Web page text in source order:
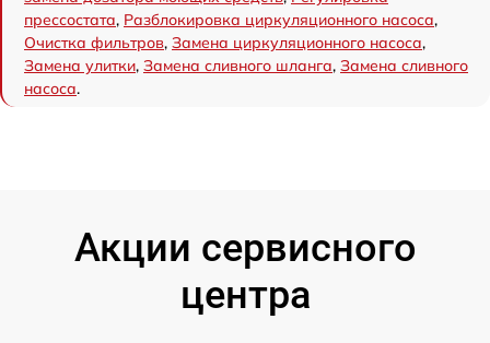
прессостата, Разблокировка циркуляционного насоса,
Очистка фильтров, Замена циркуляционного насоса,
Замена улитки, Замена сливного шланга, Замена сливного
насоса.
Акции сервисного
центра